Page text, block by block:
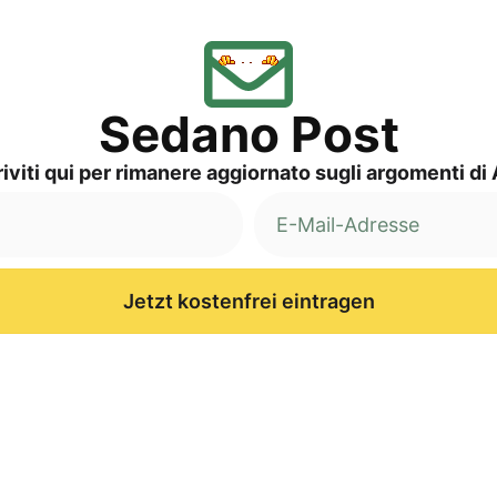
Sed­a­no Post
qui per rima­ne­re aggior­na­to sug­li argo­men­ti di
Jetzt kostenfrei eintragen